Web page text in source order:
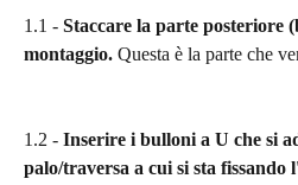
1.1 - Staccare la parte posteriore
montaggio. Questa è la parte che
1.2 - Inserire i bulloni a U che si
palo/traversa a cui si sta fissando